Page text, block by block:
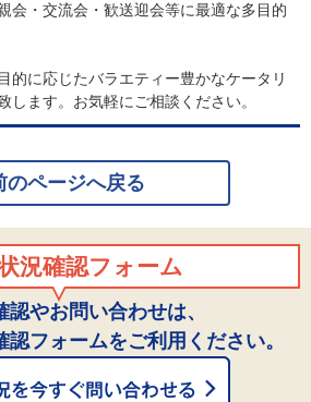
会・交流会・歓送迎会等に最適な多目的
的に応じたバラエティー豊かなケータリ
します。お気軽にご相談ください。
のページへ戻る
況確認フォーム
やお問い合わせは、
フォームをご利用ください。